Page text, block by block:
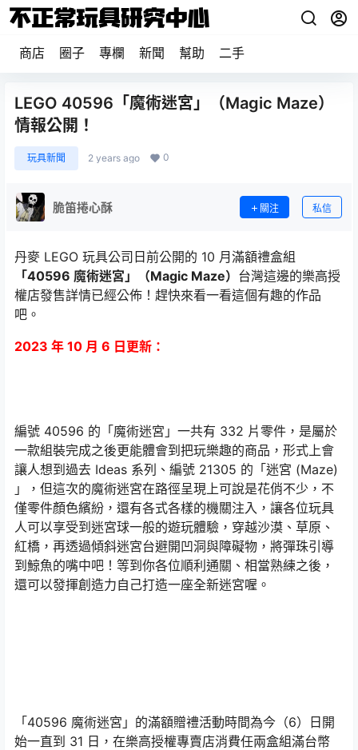
商店 圈子 專欄 新聞 幫助 二手
LEGO 40596「魔術迷宮」（Magic Maze）
情報公開！
玩具新聞 2 years ago 0
脆笛捲心酥 關注 私信
丹麥 LEGO 玩具公司日前公開的 10 月滿額禮盒組
「40596 魔術迷宮」（Magic Maze） 台灣這邊的樂高授
權店發售詳情已經公佈！趕快來看一看這個有趣的作品
吧。
2023 年 10 月 6 日更新：
編號 40596 的「魔術迷宮」一共有 332 片零件，是屬於
一款組裝完成之後更能體會到把玩樂趣的商品，形式上會
讓人想到過去 Ideas 系列、編號 21305 的「迷宮 (Maze)
」，但這次的魔術迷宮在路徑呈現上可說是花俏不少，不
僅零件顏色繽紛，還有各式各樣的機關注入，讓各位玩具
人可以享受到迷宮球一般的遊玩體驗，穿越沙漠、草原、
紅橋，再透過傾斜迷宮台避開凹洞與障礙物，將彈珠引導
到鯨魚的嘴中吧！等到你各位順利通關、相當熟練之後，
還可以發揮創造力自己打造一座全新迷宮喔。
「40596 魔術迷宮」的滿額贈禮活動時間為今（6）日開
始一直到 31 日，在樂高授權專賣店消費任兩盒組滿台幣